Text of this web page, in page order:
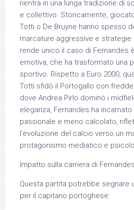
rientra in una lunga tradizione di
e collettivo. Storicamente,
Totti o De Bruyne hanno spesso
marcature aggressive e strategie
rende unico il caso di Fernandes
emotiva, che ha trasformato una
sportivo. Rispetto a Euro 2000,
Totti sfidò il Portogallo con
dove Andrea Pirlo dominò i
eleganza, Fernandes ha
passionale e meno calcolato,
l’evoluzione del calcio verso un
protagonismo mediatico e
Impatto sulla carriera di Fernandes
Questa partita potrebbe segnare
per il capitano portoghese: